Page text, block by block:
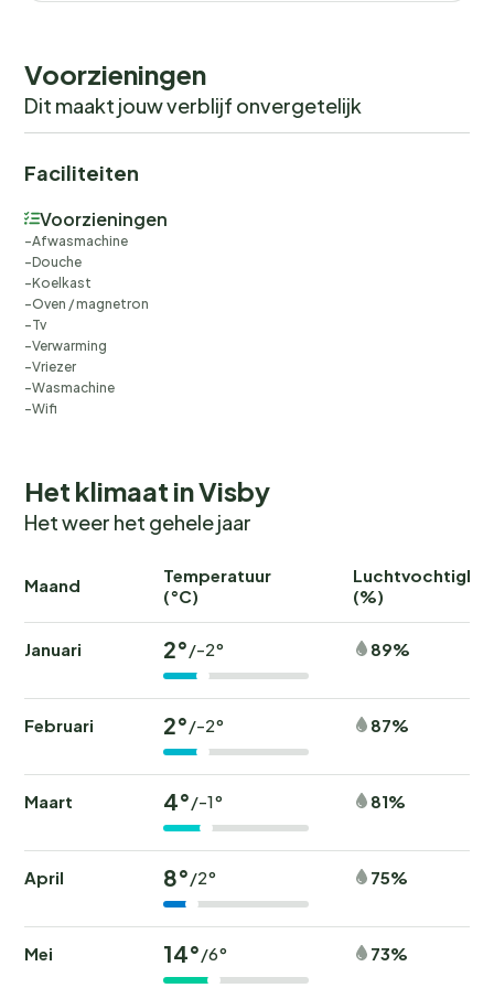
deze niet bij de boulevard of waarom niet met de auto
naar de Ekstakust rijden om de zon tussen de Karlsö-
eilanden onder te zien gaan. Onverslaanbaar!
Voorzieningen
Dit maakt jouw verblijf onvergetelijk
Faciliteiten
Voorzieningen
Afwasmachine
Douche
Koelkast
Oven / magnetron
Tv
Verwarming
Vriezer
Wasmachine
Wifi
Het klimaat in Visby
Het weer het gehele jaar
Maand
Temperatuur
(°C)
(%)
Januari 2°/-2° 89%
Februari 2°/-2° 87%
Maart 4°/-1° 81%
April 8°/2° 75%
Mei 14°/6° 73%